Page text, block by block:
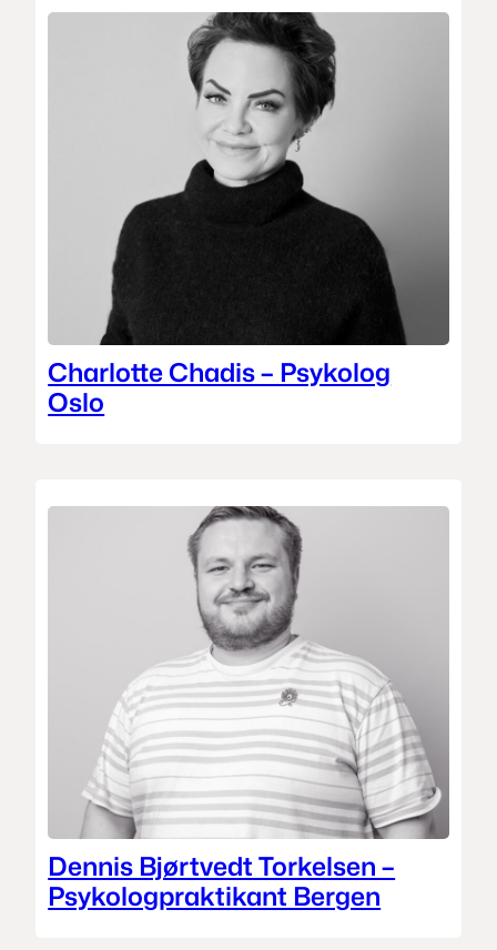
Charlotte Chadis – Psykolog
Oslo
Dennis Bjørtvedt Torkelsen –
Psykologpraktikant Bergen